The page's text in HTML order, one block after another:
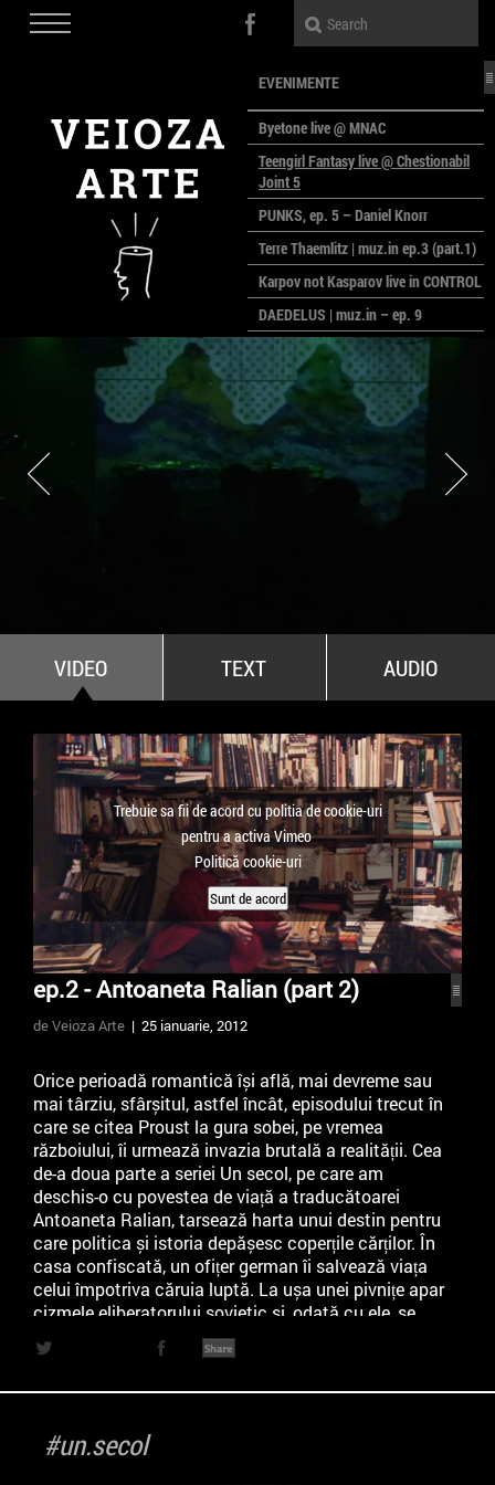
EVENIMENTE
Byetone live @ MNAC
Teengirl Fantasy live @ Chestionabil
Joint 5
PUNKS, ep. 5 – Daniel Knorr
Terre Thaemlitz | muz.in ep.3 (part.1)
Karpov not Kasparov live in CONTROL
DAEDELUS | muz.in – ep. 9
LALELE, LALELE – prima premieră a
anului la MACAZ
CinePOLSKA – filme poloneze la
București
PEOPLE OF ROMANIA se lansează la
galeria Simeza
All Stars For Outernational
VIDEO TEXT AUDIO
Trebuie sa fii de acord cu politia de cookie-uri
pentru a activa Vimeo
Politică cookie-uri
Sunt de acord
ep.2 - Antoaneta Ralian (part 2)
de Veioza Arte | 25 ianuarie, 2012
Orice perioadă romantică își află, mai devreme sau
mai târziu, sfârșitul, astfel încât, episodului trecut în
care se citea Proust la gura sobei, pe vremea
războiului, îi urmează invazia brutală a realității. Cea
de-a doua parte a seriei Un secol, pe care am
deschis-o cu povestea de viață a traducătoarei
Antoaneta Ralian, tarsează harta unui destin pentru
care politica și istoria depășesc coperțile cărților. În
casa confiscată, un ofițer german îi salvează viața
celui împotriva căruia luptă. La ușa unei pivnițe apar
cizmele eliberatorului sovietic și, odată cu ele, se
întrezărește un viitor de slugărnicie ideologică.
Eticheta ”fată ne bancher, nepoată de industriaș”
câteva secvențe din partea a doua a interviului cu
Antoaneta Ralian care, în 88 de ani, a strâns o
#un.secol